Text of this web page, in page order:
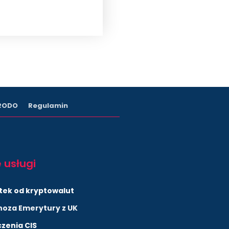
Regulamin
usługi
od kryptowalut
Emerytury z UK
CIS